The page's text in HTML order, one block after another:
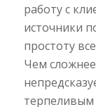
работу с
источники
простоту
Чем